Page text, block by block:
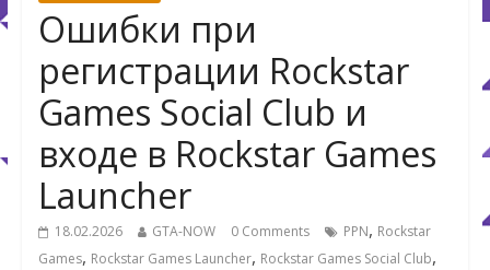
Ошибки при
регистрации Rockstar
Games Social Club и
входе в Rockstar Games
Launcher
18.02.2026 GTA-NOW 0 Comments PPN, Rockstar
Games, Rockstar Games Launcher, Rockstar Games Social Club,